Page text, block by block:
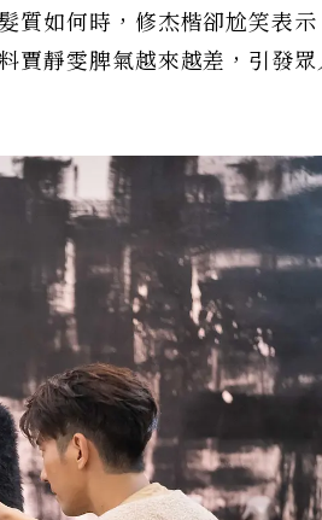
質如何時，修杰楷卻尬笑表
賈靜雯脾氣越來越差，引發